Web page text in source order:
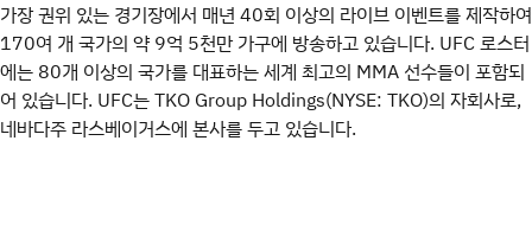
가장 권위 있는 경기장에서 매년 40회 이상의 라이브 이벤트를 제작하여
170여 개 국가의 약 9억 5천만 가구에 방송하고 있습니다. UFC 로스터
에는 80개 이상의 국가를 대표하는 세계 최고의 MMA 선수들이 포함되
어 있습니다. UFC는 TKO Group Holdings(NYSE: TKO)의 자회사로,
네바다주 라스베이거스에 본사를 두고 있습니다.